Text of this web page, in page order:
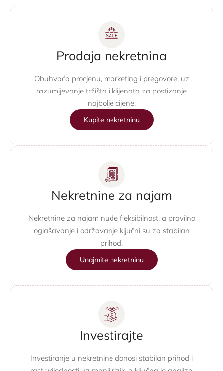
Prodaja nekretnina
Obuhvaća procjenu, marketing i pregovore, uz
razumijevanje tržišta i klijenata za postizanje
najbolje cijene.
Kupite nekretninu
Nekretnine za najam
Nekretnine za najam nude fleksibilnost, a pravilno
oglašavanje i održavanje ključni su za stabilan
prihod.
Unajmite nekretninu
Investirajte
Investiranje u nekretnine donosi stabilan prihod i